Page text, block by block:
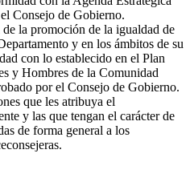
Consejo de Gobierno.
la promoción de la igualdad de
y en los ámbitos de su
con lo establecido en el Plan
y Hombres de la Comunidad
por el Consejo de Gobierno.
que les atribuya el
y las que tengan el carácter de
de forma general a los